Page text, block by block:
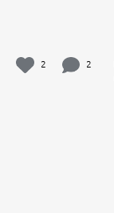
2 2